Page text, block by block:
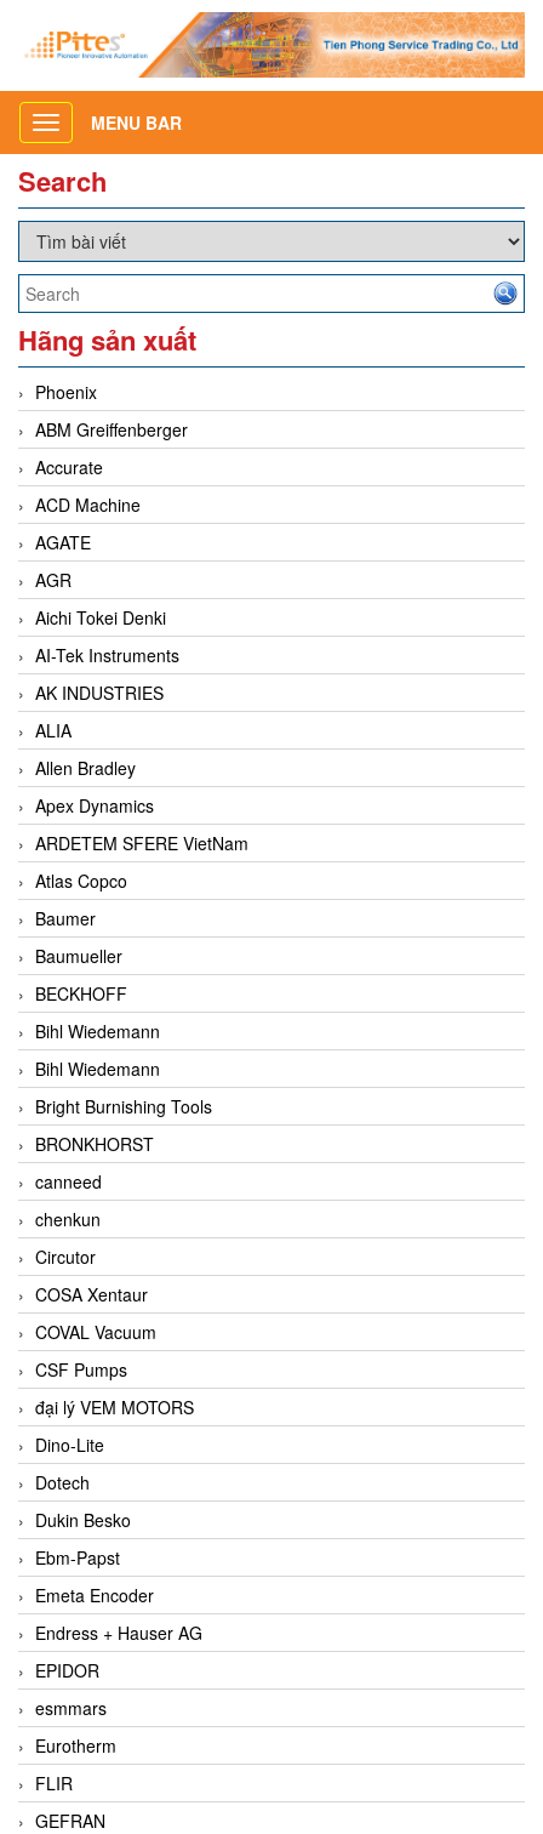
Toggle
navigation
MENU BAR
Search
Hãng sản xuất
Phoenix
ABM Greiffenberger
Accurate
ACD Machine
AGATE
AGR
Aichi Tokei Denki
AI-Tek Instruments
AK INDUSTRIES
ALIA
Allen Bradley
Apex Dynamics
ARDETEM SFERE VietNam
Atlas Copco
Baumer
Baumueller
BECKHOFF
Bihl Wiedemann
Bihl Wiedemann
Bright Burnishing Tools
BRONKHORST
canneed
chenkun
Circutor
COSA Xentaur
COVAL Vacuum
CSF Pumps
đại lý VEM MOTORS
Dino-Lite
Dotech
Dukin Besko
Ebm-Papst
Emeta Encoder
Endress + Hauser AG
EPIDOR
esmmars
Eurotherm
FLIR
GEFRAN